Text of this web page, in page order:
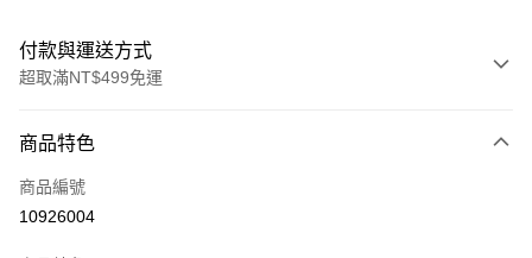
付款與運送方式
超取滿NT$499免運
icash Pay
信用卡一次付款
商品特色
商品編號
10926004